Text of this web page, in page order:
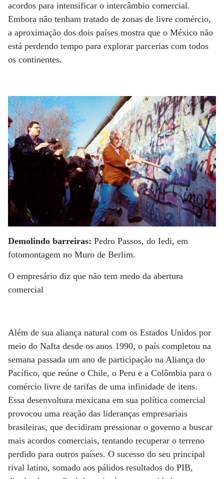
acordos para intensificar o intercâmbio comercial.
Embora não tenham tratado de zonas de livre comércio,
a aproximação dos dois países mostra que o México não
está perdendo tempo para explorar parcerias com todos
os continentes.
Demolindo barreiras: Pedro Passos, do Iedi, em
fotomontagem no Muro de Berlim.
O empresário diz que não tem medo da abertura
comercial
Além de sua aliança natural com os Estados Unidos por
meio do Nafta desde os anos 1990, o país completou na
semana passada um ano de participação na Aliança do
Pacífico, que reúne o Chile, o Peru e a Colômbia para o
comércio livre de tarifas de uma infinidade de itens.
Essa desenvoltura mexicana em sua política comercial
provocou uma reação das lideranças empresariais
brasileiras, que decidiram pressionar o governo a buscar
mais acordos comerciais, tentando recuperar o terreno
perdido para outros países. O sucesso do seu principal
rival latino, somado aos pálidos resultados do PIB,